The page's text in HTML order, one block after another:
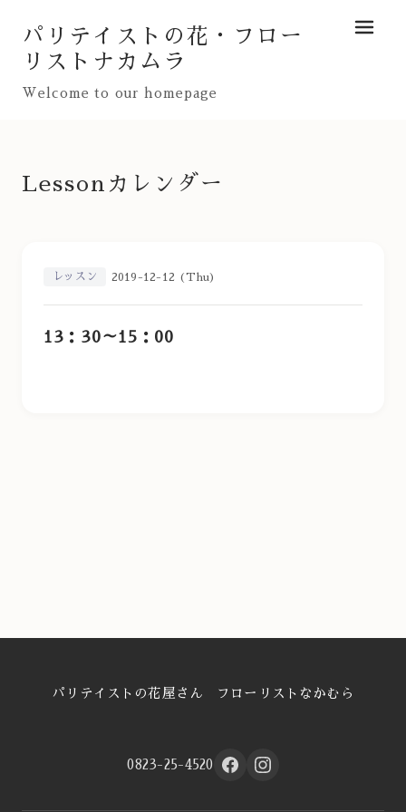
パリテイストの花・フロー
リストナカムラ
Welcome to our homepage
メニュ
Lessonカレンダー
レッスン 2019-12-12 (Thu)
13：30～15：00
パリテイストの花屋さん フローリストなかむら
0823-25-4520